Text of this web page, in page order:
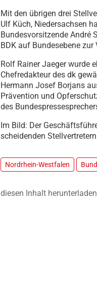
Mit den übrigen drei
Ulf Küch, Niedersachsen
Bundesvorsitzende André
BDK auf Bundesebene zur
Rolf Rainer Jaeger wurde
Chefredakteur des dk
Hermann Josef Borjans
Prävention und
des
Im Bild: Der
scheidenden
Nordrhein-Westfalen Bund
diesen Inhalt